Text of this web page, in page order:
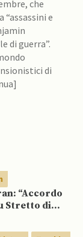
che
e
di guerra”.
di
“Accordo
Stretto di
non aprirà il